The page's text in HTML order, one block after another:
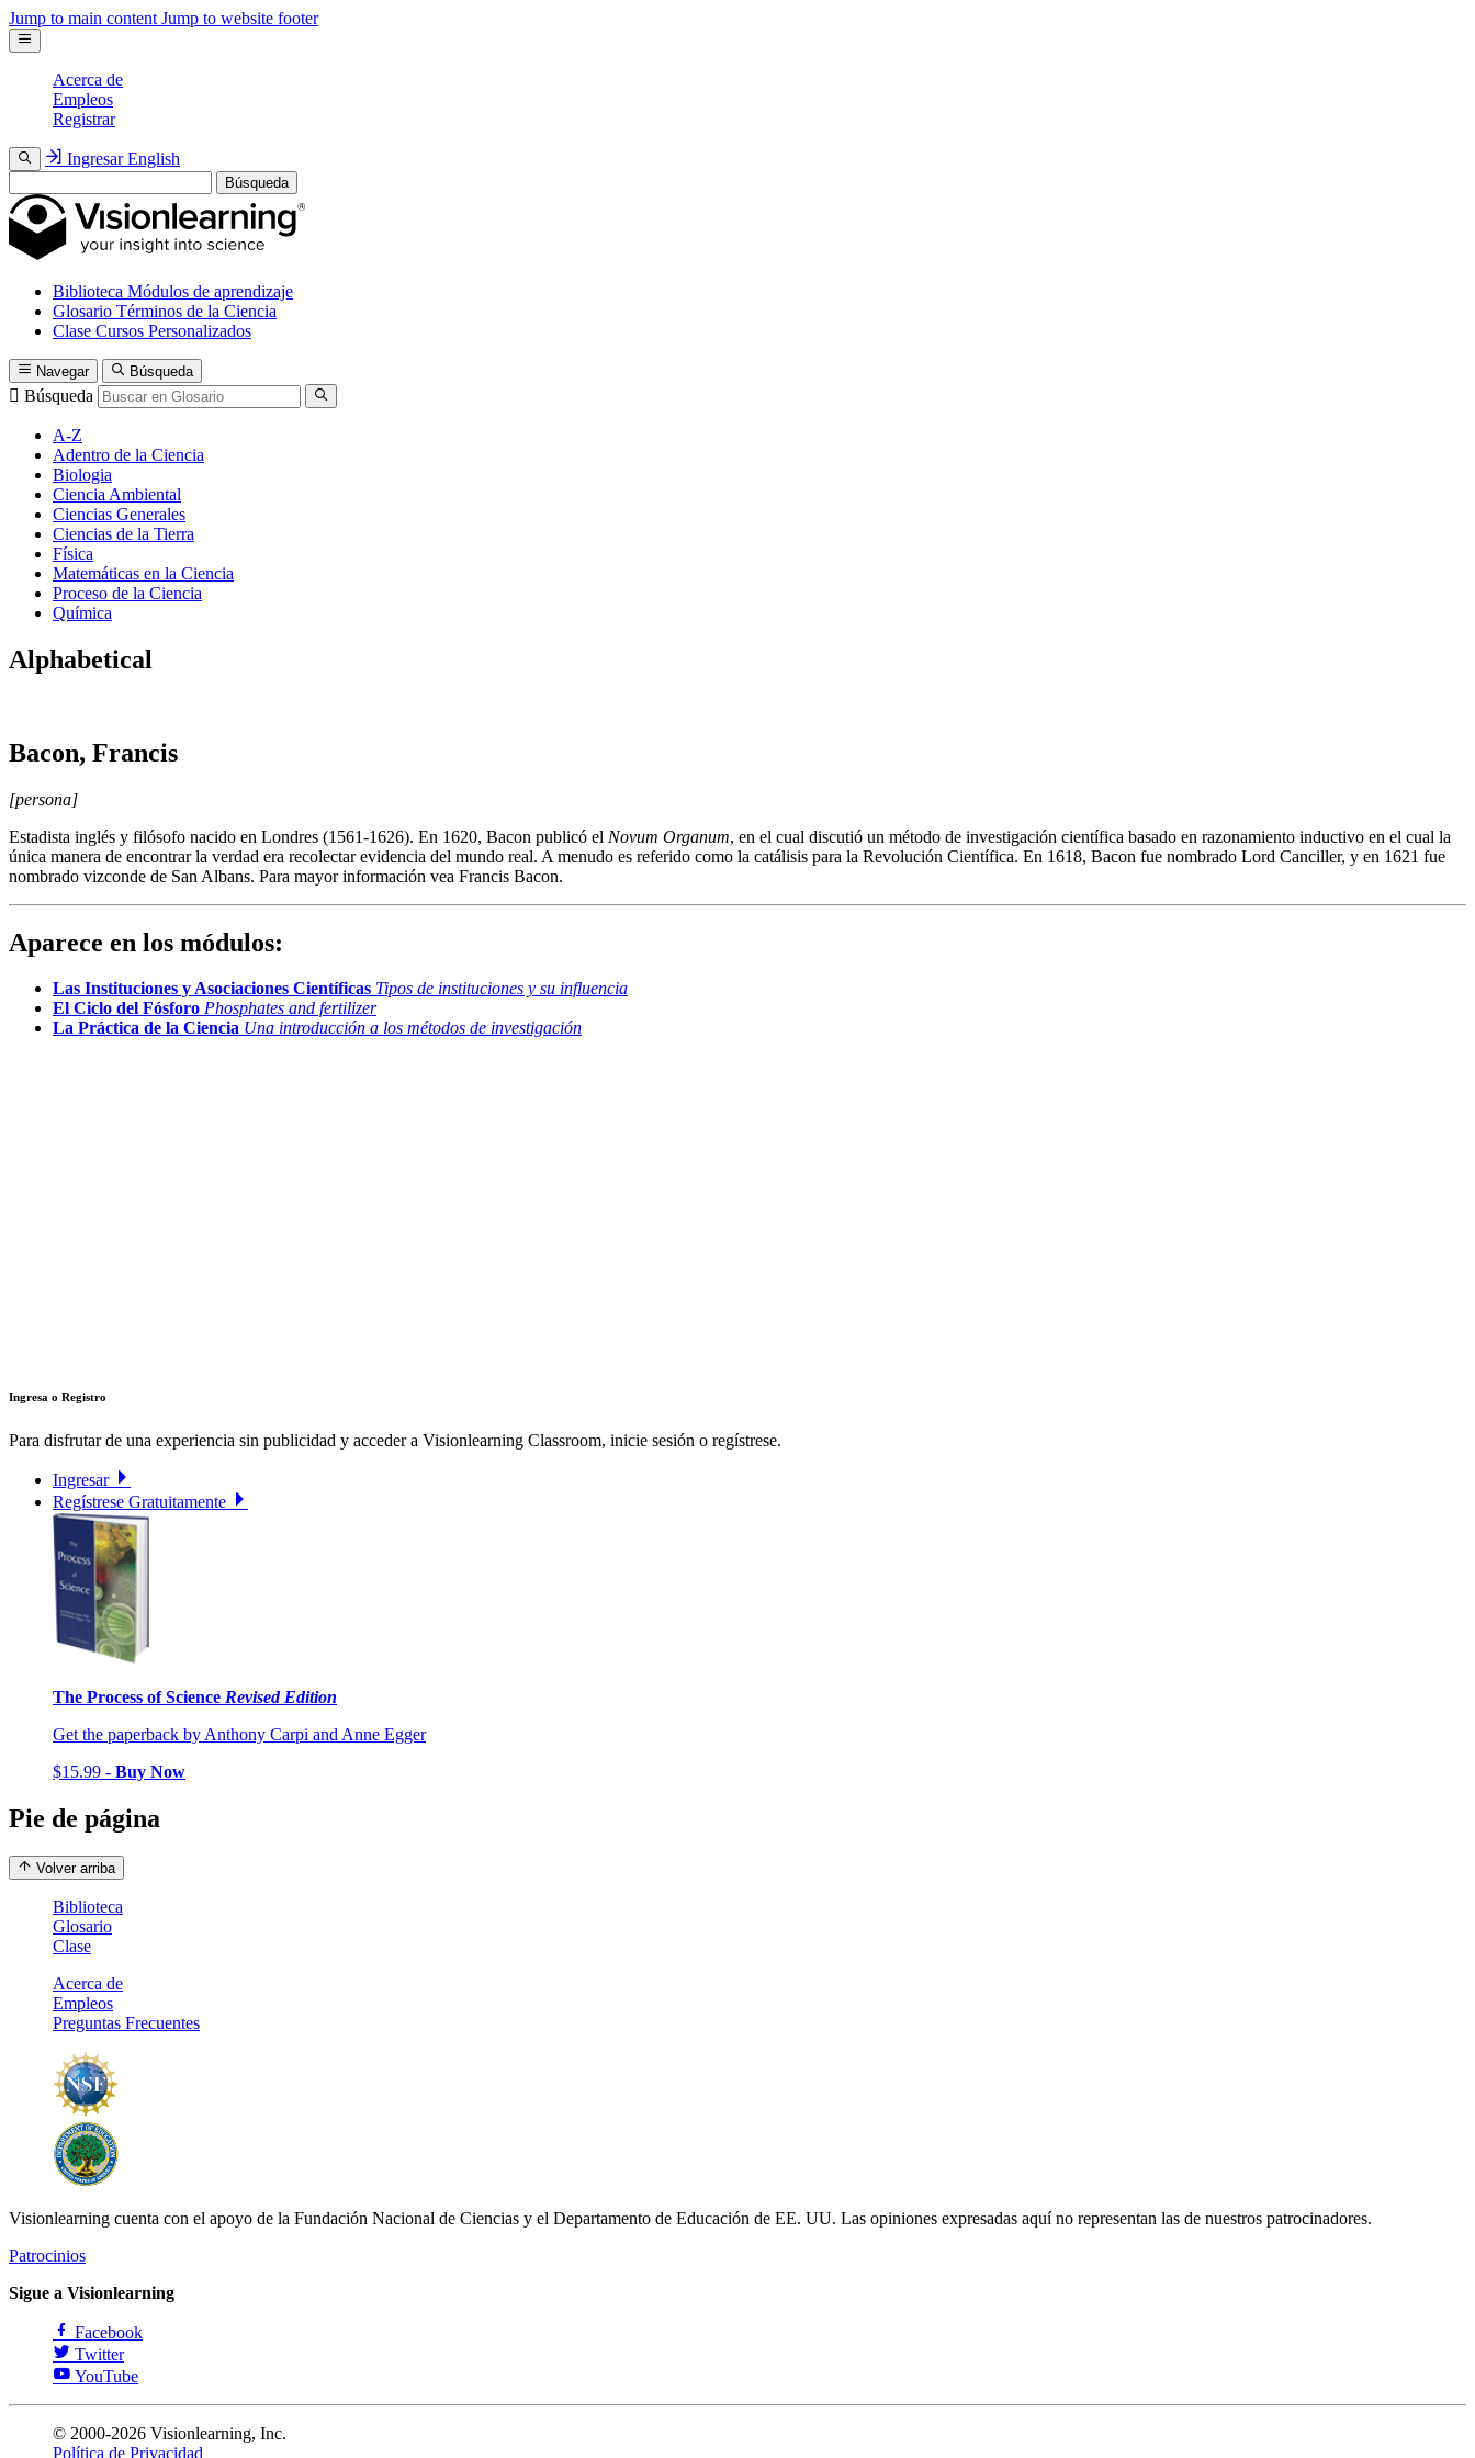
Jump to main content Jump to website footer
Acerca de
Empleos
Registrar
Ingresar English
Búsqueda
Biblioteca Módulos de aprendizaje
Glosario Términos de la Ciencia
Clase Cursos Personalizados
Navegar Búsqueda
Búsqueda
A-Z
Adentro de la Ciencia
Biologia
Ciencia Ambiental
Ciencias Generales
Ciencias de la Tierra
Física
Matemáticas en la Ciencia
Proceso de la Ciencia
Química
Alphabetical
Bacon, Francis
[persona]
Estadista inglés y filósofo nacido en Londres (1561-1626). En 1620, Bacon publicó el Novum Organum, en el cual discutió un método de investigación científica basado en razonamiento inductivo en el cual la
única manera de encontrar la verdad era recolectar evidencia del mundo real. A menudo es referido como la catálisis para la Revolución Científica. En 1618, Bacon fue nombrado Lord Canciller, y en 1621 fue
nombrado vizconde de San Albans. Para mayor información vea Francis Bacon.
Aparece en los módulos:
Las Instituciones y Asociaciones Científicas Tipos de instituciones y su influencia
El Ciclo del Fósforo Phosphates and fertilizer
La Práctica de la Ciencia Una introducción a los métodos de investigación
Ingresa o Registro
Para disfrutar de una experiencia sin publicidad y acceder a Visionlearning Classroom, inicie sesión o regístrese.
Ingresar
Regístrese Gratuitamente
The Process of Science Revised Edition
Get the paperback by Anthony Carpi and Anne Egger
$15.99 - Buy Now
Pie de página
Volver arriba
Biblioteca
Glosario
Clase
Acerca de
Empleos
Preguntas Frecuentes
Visionlearning cuenta con el apoyo de la Fundación Nacional de Ciencias y el Departamento de Educación de EE. UU. Las opiniones expresadas aquí no representan las de nuestros patrocinadores.
Patrocinios
Sigue a Visionlearning
Facebook
Twitter
YouTube
© 2000-2026 Visionlearning, Inc.
Política de Privacidad